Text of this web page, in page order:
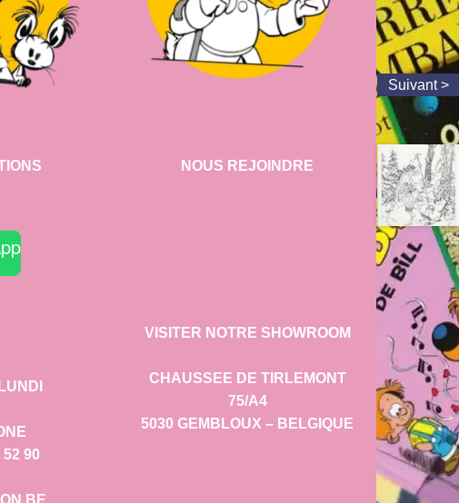
52 90
NOUS REJOINDRE
VISITER NOTRE SHOWROOM
CHAUSSEE DE TIRLEMONT
75/A4
5030 GEMBLOUX – BELGIQUE